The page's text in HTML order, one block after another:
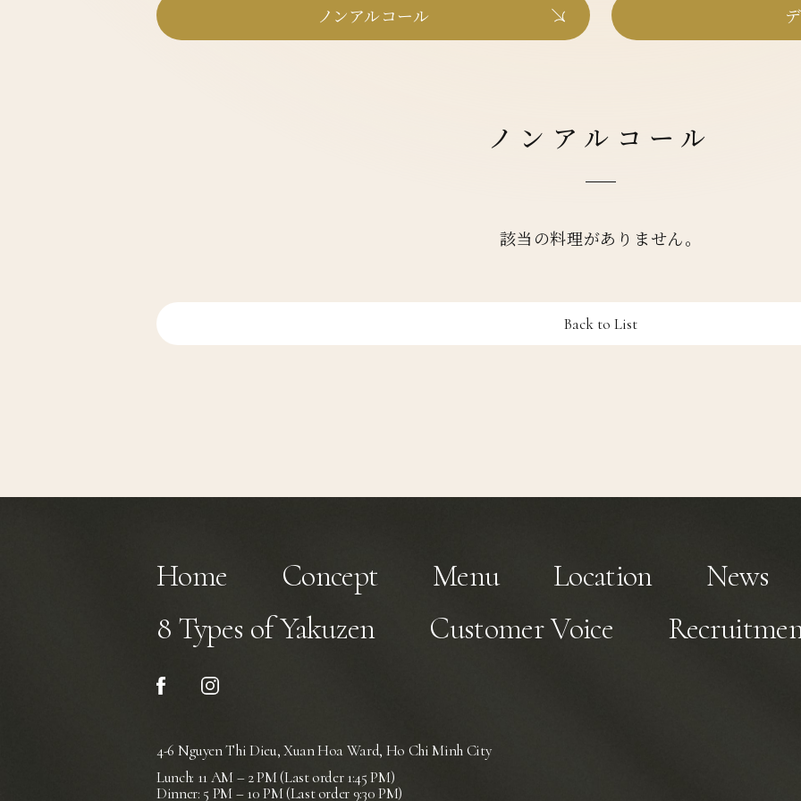
ノンアルコール
ノンアルコール
該当の料理がありません。
Back to List
Home Concept Menu Location
News
8 Types of Yakuzen
Customer Voice
4-6 Nguyen Thi Dieu, Xuan Hoa Ward, Ho Chi Minh City
Lunch: 11 AM – 2 PM (Last order 1:45 PM)
Dinner: 5 PM – 10 PM (Last order 9:30 PM)